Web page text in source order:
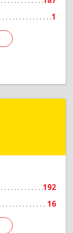
1
192
16
Подробнее